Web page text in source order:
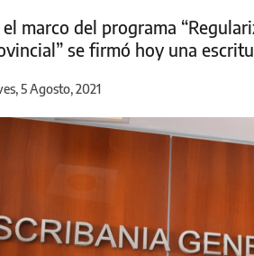
el marco del programa
se firmó hoy una
5 Agosto, 2021